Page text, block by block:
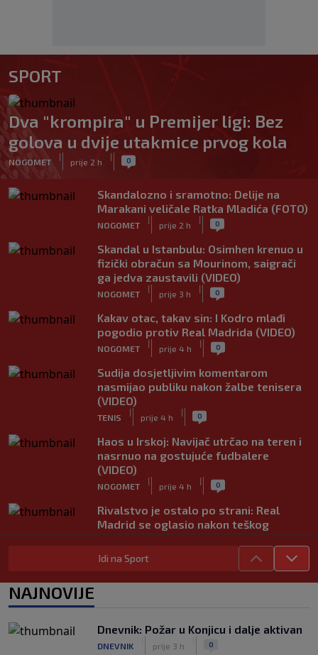
SPORT
Dva "krompira" u Premijer ligi: Bez
golova u dvije utakmice prvog kola
NOGOMET
|
prije 2 h
| 0
Skandalozno i sramotno: Delije na
Marakani veličale Ratka Mladića (FOTO)
NOGOMET
|
prije 2 h
| 0
Skandal u Istanbulu: Osimhen krenuo u
fizički obračun sa Mourinom, saigrači
ga jedva zaustavili (VIDEO)
NOGOMET
|
prije 3 h
| 0
Kakav otac, takav sin: I Kodro mlađi
pogodio protiv Real Madrida (VIDEO)
NOGOMET
|
prije 4 h
| 0
Sudija dosjetljivim komentarom
nasmijao publiku nakon žalbe tenisera
(VIDEO)
TENIS
|
prije 4 h
| 0
Haos u Irskoj: Navijač utrčao na teren i
nasrnuo na gostujuće fudbalere
(VIDEO)
NOGOMET
|
prije 4 h
| 0
Rivalstvo je ostalo po strani: Real
Madrid se oglasio nakon teškog
gubitka Lionela Messija
NOGOMET
prije 5 h
Infantino nekada poručivao: "Novac
Idi na Sport
NAJNOVIJE
Dnevnik: Požar u Konjicu i dalje aktivan
DNEVNIK prije 3 h 0